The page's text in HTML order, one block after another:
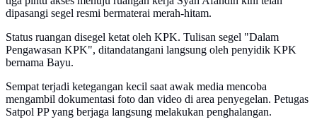
dipasangi segel resmi bermaterai merah-hitam.
Status ruangan disegel ketat oleh KPK. Tulisan segel "Dalam
Pengawasan KPK", ditandatangani langsung oleh penyidik KPK
bernama Bayu.
Sempat terjadi ketegangan kecil saat awak media mencoba
mengambil dokumentasi foto dan video di area penyegelan. Petugas
Satpol PP yang berjaga langsung melakukan penghalangan.